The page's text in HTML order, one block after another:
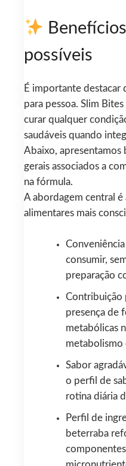
possíveis
É importante destacar
para pessoa. Slim
curar qualquer
saudáveis quando
Abaixo, apresentamos
gerais associados a
na fórmula.
A abordagem central é
alimentares mais
consumir,
preparação
Contribuição
presença de
metabólicas
metabolismo
Sabor
o perfil de
rotina diária
Perfil de
beterraba